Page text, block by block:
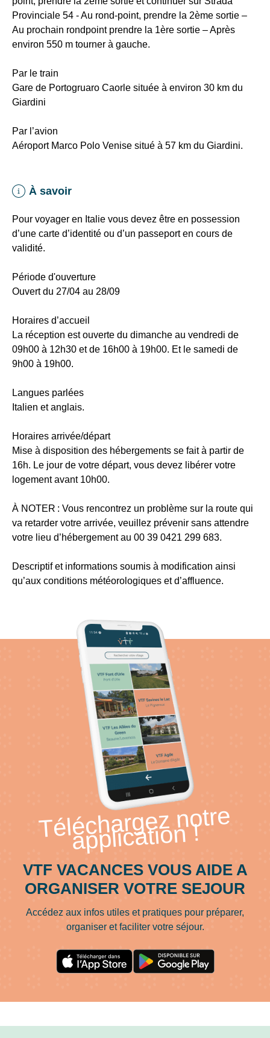
Provinciale 54 - Au rond-point, prendre la 2ème sortie –
Au prochain rondpoint prendre la 1ère sortie – Après
environ 550 m tourner à gauche.
Par le train
Gare de Portogruaro Caorle située à environ 30 km du
Giardini
Par l’avion
Aéroport Marco Polo Venise situé à 57 km du Giardini.
À savoir
Pour voyager en Italie vous devez être en possession
d’une carte d’identité ou d’un passeport en cours de
validité.
Période d'ouverture
Ouvert du 27/04 au 28/09
Horaires d’accueil
La réception est ouverte du dimanche au vendredi de
09h00 à 12h30 et de 16h00 à 19h00. Et le samedi de
9h00 à 19h00.
Langues parlées
Italien et anglais.
Horaires arrivée/départ
Mise à disposition des hébergements se fait à partir de
16h. Le jour de votre départ, vous devez libérer votre
logement avant 10h00.
À NOTER : Vous rencontrez un problème sur la route qui
va retarder votre arrivée, veuillez prévenir sans attendre
votre lieu d’hébergement au 00 39 0421 299 683.
Descriptif et informations soumis à modification ainsi
qu’aux conditions météorologiques et d’affluence.
Téléchargez notre
application !
VTF VACANCES VOUS AIDE A
ORGANISER VOTRE SEJOUR
Accédez aux infos utiles et pratiques pour préparer,
organiser et faciliter votre séjour.